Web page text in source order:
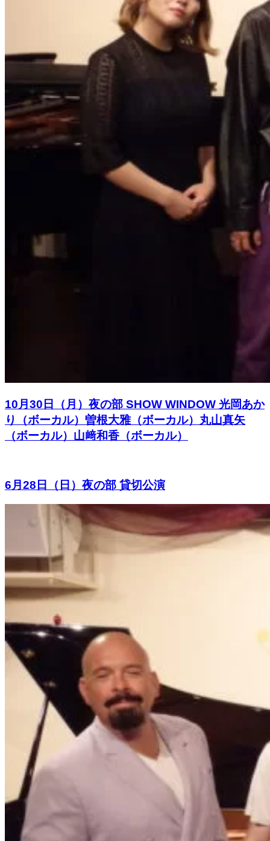
10月30日（月）夜の部 SHOW WINDOW 光岡あか
り（ボーカル）曽根大雅（ボーカル）丸山真矢
（ボーカル）山﨑和香（ボーカル）
6月28日（日）夜の部 貸切公演